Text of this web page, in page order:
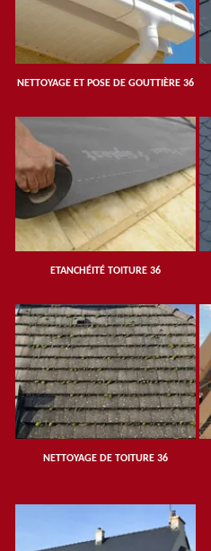
NETTOYAGE ET POSE DE GOUTTIÈRE 36
ETANCHÉITÉ TOITURE 36
NETTOYAGE DE TOITURE 36